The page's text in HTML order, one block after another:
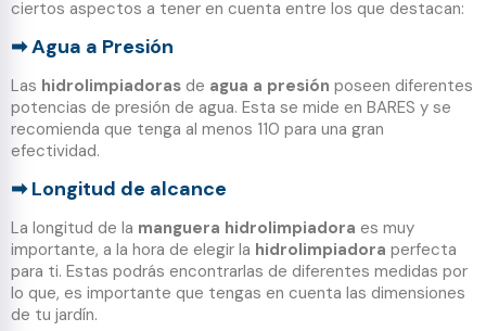
ciertos aspectos a tener en cuenta entre los que destacan:
➡ Agua a Presión
Las hidrolimpiadoras de agua a presión poseen diferentes
potencias de presión de agua. Esta se mide en BARES y se
recomienda que tenga al menos 110 para una gran
efectividad.
➡ Longitud de alcance
La longitud de la manguera hidrolimpiadora es muy
importante, a la hora de elegir la hidrolimpiadora perfecta
para ti. Estas podrás encontrarlas de diferentes medidas por
lo que, es importante que tengas en cuenta las dimensiones
de tu jardín.